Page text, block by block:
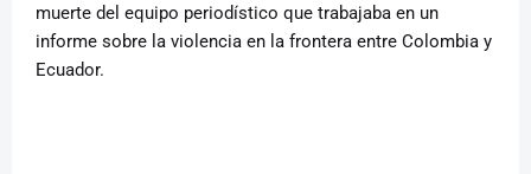
muerte del equipo periodístico que trabajaba en un
informe sobre la violencia en la frontera entre Colombia y
Ecuador.